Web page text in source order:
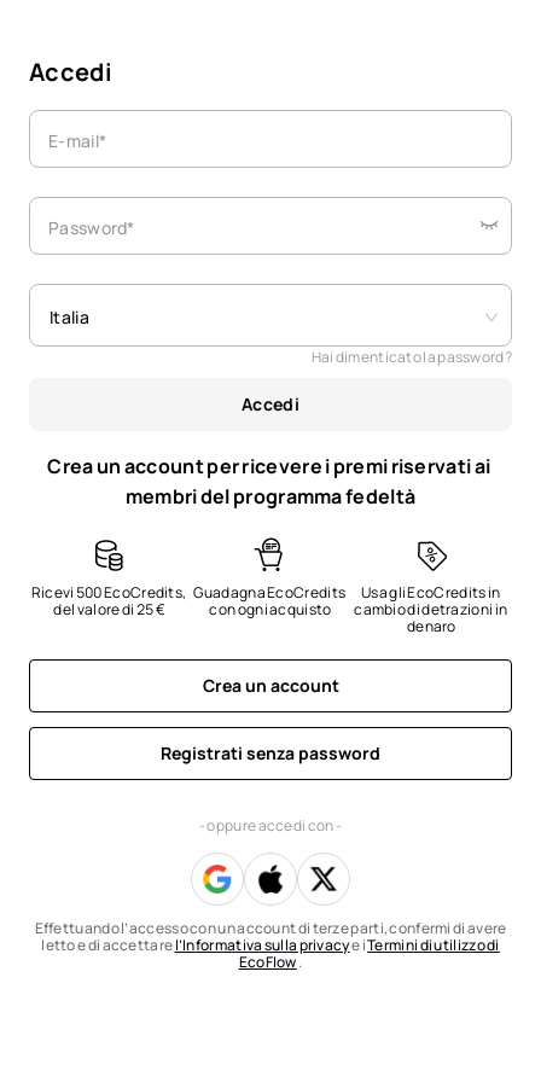
Accedi
E-mail*
Password*
Italia
Hai dimenticato la password?
Accedi
Crea un account per ricevere i premi riservati ai
membri del programma fedeltà
Ricevi 500 EcoCredits,
del valore di 25 €
Guadagna EcoCredits
con ogni acquisto
Usa gli EcoCredits in
cambio di detrazioni in
denaro
Crea un account
Registrati senza password
- oppure accedi con -
Effettuando l’accesso con un account di terze parti, confermi di avere
letto e di accettarel’Informativa sulla privacye iTermini di utilizzo di
EcoFlow.